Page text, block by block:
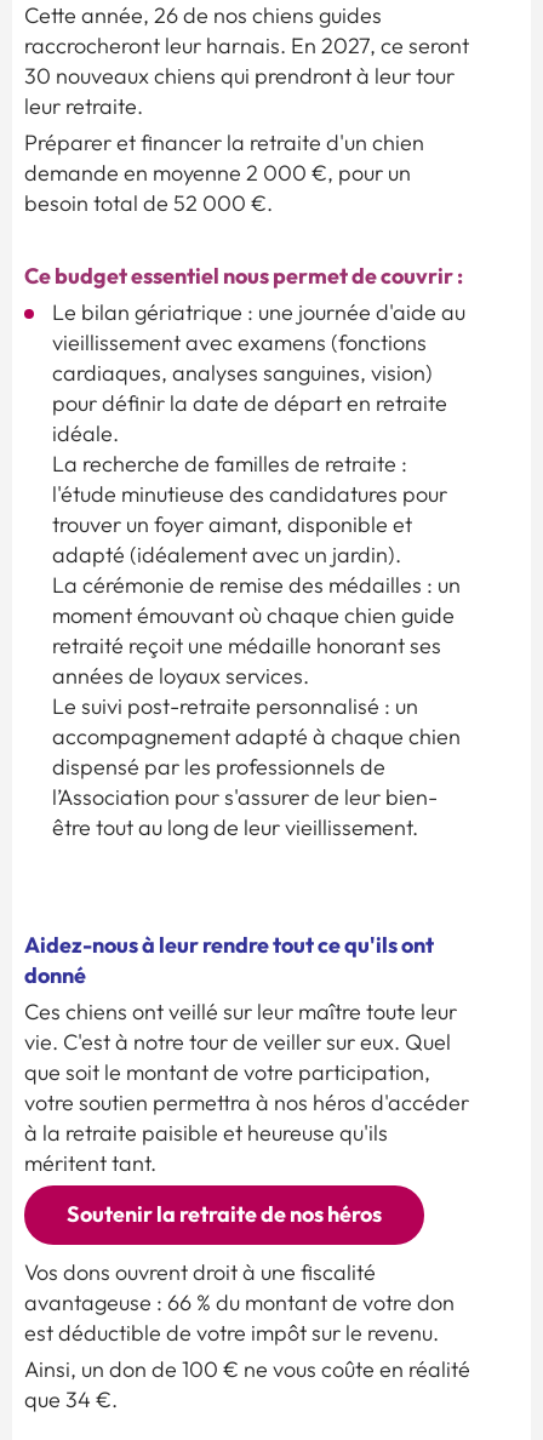
Cette année, 26 de nos chiens guides
raccrocheront leur harnais. En 2027, ce seront
30 nouveaux chiens qui prendront à leur tour
leur retraite.
Préparer et financer la retraite d'un chien
demande en moyenne 2 000 €, pour un
besoin total de 52 000 €.
Ce budget essentiel nous permet de couvrir :
Le bilan gériatrique : une journée d'aide au
vieillissement avec examens (fonctions
cardiaques, analyses sanguines, vision)
pour définir la date de départ en retraite
idéale.
La recherche de familles de retraite :
l'étude minutieuse des candidatures pour
trouver un foyer aimant, disponible et
adapté (idéalement avec un jardin).
La cérémonie de remise des médailles : un
moment émouvant où chaque chien guide
retraité reçoit une médaille honorant ses
années de loyaux services.
Le suivi post-retraite personnalisé : un
accompagnement adapté à chaque chien
dispensé par les professionnels de
l’Association pour s'assurer de leur bien-
être tout au long de leur vieillissement.
Aidez-nous à leur rendre tout ce qu'ils ont
donné
Ces chiens ont veillé sur leur maître toute leur
vie. C'est à notre tour de veiller sur eux. Quel
que soit le montant de votre participation,
votre soutien permettra à nos héros d'accéder
à la retraite paisible et heureuse qu'ils
méritent tant.
Soutenir la retraite de nos héros
Vos dons ouvrent droit à une fiscalité
avantageuse : 66 % du montant de votre don
est déductible de votre impôt sur le revenu.
Ainsi, un don de 100 € ne vous coûte en réalité
que 34 €.